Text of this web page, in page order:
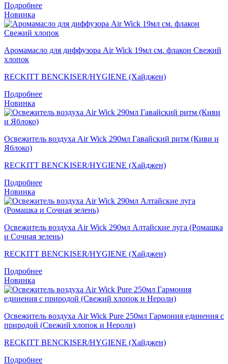
Подробнее
Новинка
Аромамасло для диффузора Air Wick 19мл см. флакон Свежий
хлопок
RECKITT BENCKISER/HYGIENE (Хайджен)
Подробнее
Новинка
Освежитель воздуха Air Wick 290мл Гавайский ритм (Киви и
Яблоко)
RECKITT BENCKISER/HYGIENE (Хайджен)
Подробнее
Новинка
Освежитель воздуха Air Wick 290мл Алтайские луга (Ромашка
и Сочная зелень)
RECKITT BENCKISER/HYGIENE (Хайджен)
Подробнее
Новинка
Освежитель воздуха Air Wick Pure 250мл Гармония единения с
природой (Свежий хлопок и Нероли)
RECKITT BENCKISER/HYGIENE (Хайджен)
Подробнее